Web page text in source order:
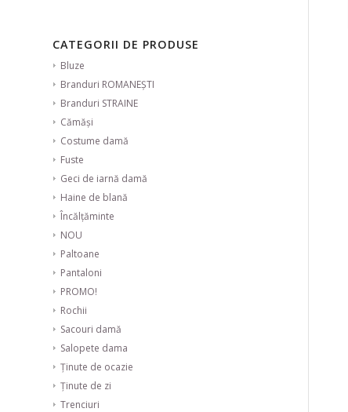
CATEGORII DE PRODUSE
Bluze
Branduri ROMANEȘTI
Branduri STRAINE
Cămăși
Costume damă
Fuste
Geci de iarnă damă
Haine de blană
Încălțăminte
NOU
Paltoane
Pantaloni
PROMO!
Rochii
Sacouri damă
Salopete dama
Ținute de ocazie
Ținute de zi
Trenciuri